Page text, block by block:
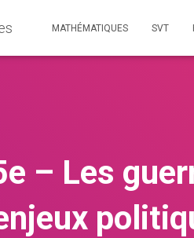
MATHÉMATIQUES SVT
– Les